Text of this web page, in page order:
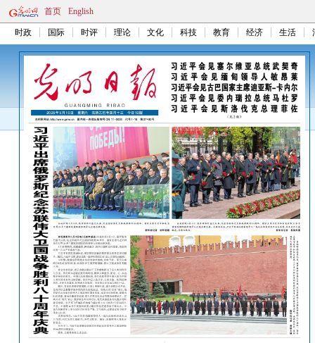
首页 English
时政 国际 时评 理论 文化 科技 教育 经济 生活